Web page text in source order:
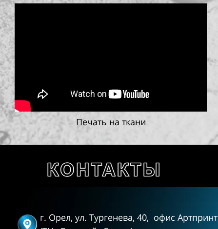
Печать на ткани
г. Орел, ул. Тургенева, 40, офис Артпринт